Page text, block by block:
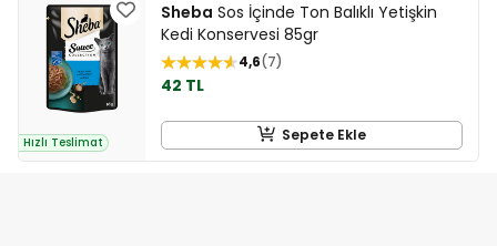
Hızlı Teslimat
Sheba Sos İçinde Ton Balıklı Yetişkin
Kedi Konservesi 85gr
4,6 7
42 TL
Sepete Ekle